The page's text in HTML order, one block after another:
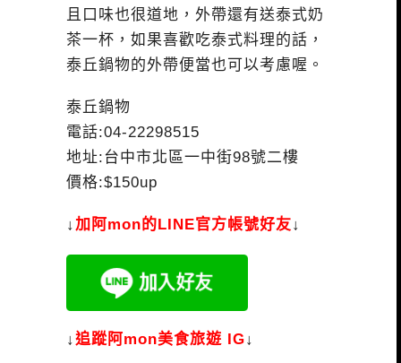
且口味也很道地，外帶還有送泰式奶
茶一杯，如果喜歡吃泰式料理的話，
泰丘鍋物的外帶便當也可以考慮喔。
泰丘鍋物
電話:04-22298515
地址:台中市北區一中街98號二樓
價格:$150up
↓加 阿mon的LINE官方帳號好友↓
↓追蹤阿mon美食旅遊 IG↓